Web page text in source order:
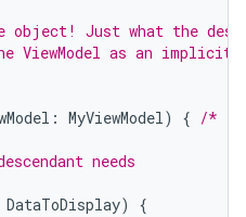
object! Just what the
as an implicit
: MyViewModel) { /*
needs
DataToDisplay)
{